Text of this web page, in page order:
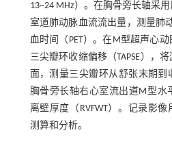
13~24 MHz）。在胸骨旁长轴采
室道肺动脉血流流出量，测量肺
血时间（PET）。在M型超声心
三尖瓣环收缩偏移（TAPSE），
面，测量三尖瓣环从舒张末期到
胸骨旁长轴右心室流出道M型水
离壁厚度（RVFWT）。记录影像
测算和分析。